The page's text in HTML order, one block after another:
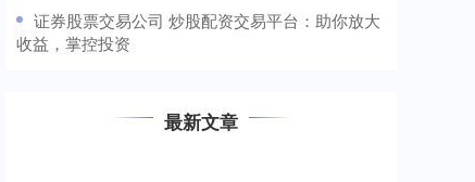
​证券股票交易公司 炒股配资交易平台：助你放大
收益，掌控投资
最新文章